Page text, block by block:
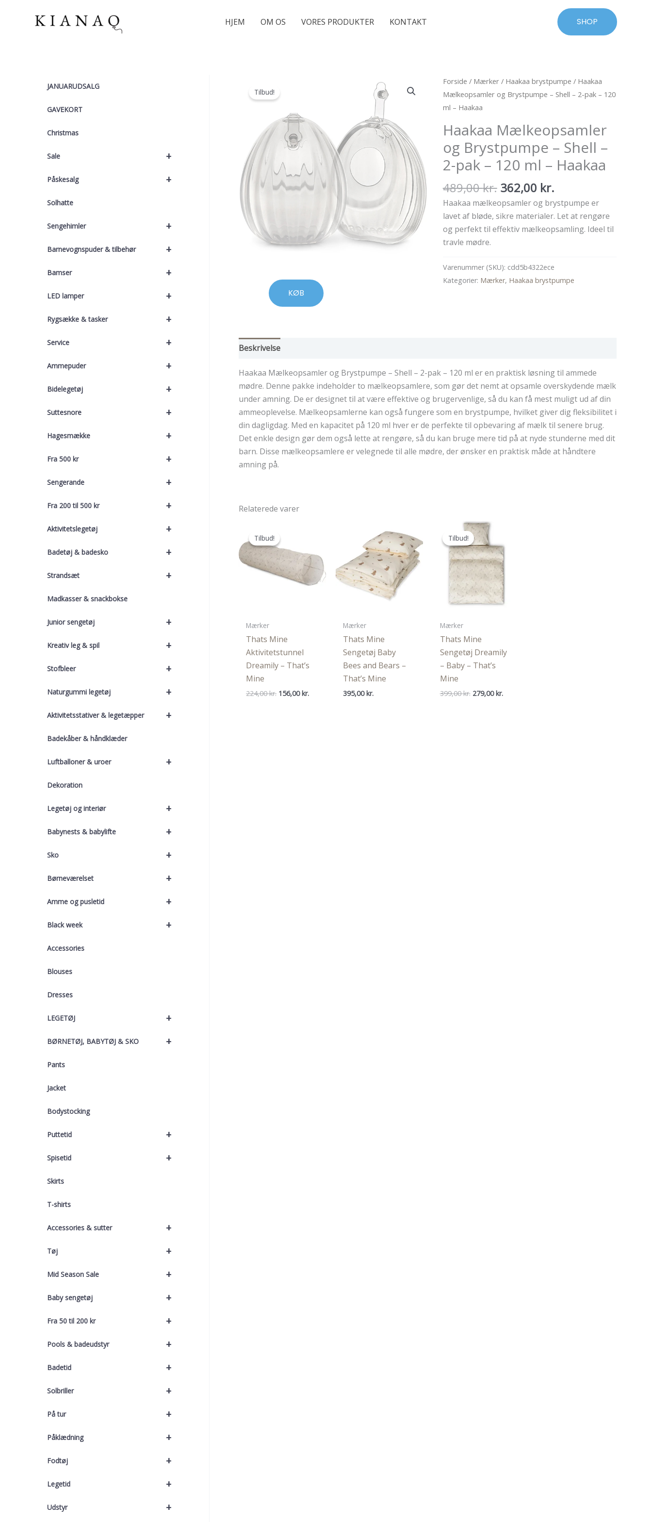
HJEM OM OS VORES PRODUKTER KONTAKT SHOP
JANUARUDSALG
GAVEKORT
Christmas
+
Sale
+
Påskesalg
Solhatte
+
Sengehimler
+
Barnevognspuder & tilbehør
+
Bamser
+
LED lamper
+
Rygsække & tasker
+
Service
+
Ammepuder
+
Bidelegetøj
+
Suttesnore
+
Hagesmække
+
Fra 500 kr
+
Sengerande
+
Fra 200 til 500 kr
+
Aktivitetslegetøj
+
Badetøj & badesko
+
Strandsæt
Madkasser & snackbokse
+
Junior sengetøj
+
Kreativ leg & spil
+
Stofbleer
+
Naturgummi legetøj
+
Aktivitetsstativer & legetæpper
Badekåber & håndklæder
+
Luftballoner & uroer
Dekoration
+
Legetøj og interiør
+
Babynests & babylifte
+
Sko
+
Børneværelset
+
Amme og pusletid
+
Black week
Accessories
Blouses
Dresses
+
LEGETØJ
+
BØRNETØJ, BABYTØJ & SKO
Pants
Jacket
Bodystocking
+
Puttetid
+
Spisetid
Skirts
T-shirts
+
Accessories & sutter
+
Tøj
+
Mid Season Sale
+
Baby sengetøj
+
Fra 50 til 200 kr
+
Pools & badeudstyr
+
Badetid
+
Solbriller
+
På tur
+
Påklædning
+
Fodtøj
+
Legetid
+
Udstyr
Tilbud!
Forside / Mærker/ Haakaa brystpumpe / Haakaa
Mælkeopsamler og Brystpumpe – Shell – 2-pak – 120
ml – Haakaa
Haakaa Mælkeopsamler
og Brystpumpe – Shell –
2-pak – 120 ml – Haakaa
489,00kr. Den
oprindelige
pris
var:
489,00 kr..
362,00 kr.Den
aktuelle
pris
er:
362,00 kr..
Haakaa mælkeopsamler og brystpumpe er
lavet af bløde, sikre materialer. Let at rengøre
og perfekt til effektiv mælkeopsamling. Ideel til
travle mødre.
Varenummer (SKU): cdd5b4322ece
Kategorier: Mærker, Haakaa brystpumpe
KØB
Beskrivelse
Haakaa Mælkeopsamler og Brystpumpe – Shell – 2-pak – 120 ml er en praktisk løsning til ammede
mødre. Denne pakke indeholder to mælkeopsamlere, som gør det nemt at opsamle overskydende mælk
under amning. De er designet til at være effektive og brugervenlige, så du kan få mest muligt ud af din
ammeoplevelse. Mælkeopsamlerne kan også fungere som en brystpumpe, hvilket giver dig fleksibilitet i
din dagligdag. Med en kapacitet på 120 ml hver er de perfekte til opbevaring af mælk til senere brug.
Det enkle design gør dem også lette at rengøre, så du kan bruge mere tid på at nyde stunderne med dit
barn. Disse mælkeopsamlere er velegnede til alle mødre, der ønsker en praktisk måde at håndtere
amning på.
Relaterede varer
Tilbud!
Tilbud!
Mærker
Thats Mine
Aktivitetstunnel
Dreamily – That’s
Mine
224,00kr. Den
156,00kr.Den
Mærker
Thats Mine
Sengetøj Baby
Bees and Bears –
That’s Mine
395,00kr.
Tilbud!
Tilbud!
Mærker
Thats Mine
Sengetøj Dreamily
– Baby – That’s
Mine
399,00kr. Den
279,00kr.Den